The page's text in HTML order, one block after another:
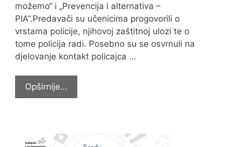
možemo“ i „Prevencija i alternativa –
PIA“.Predavači su učenicima progovorili o
vrstama policije, njihovoj zaštitnoj ulozi te o
tome policija radi. Posebno su se osvrnuli na
djelovanje kontakt policajca …
Opširnije…
policije
petih